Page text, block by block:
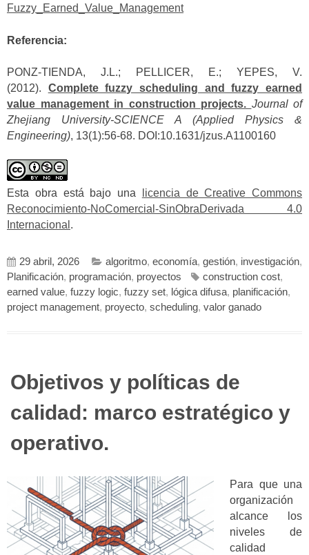
Fuzzy_Earned_Value_Management
Referencia:
PONZ-TIENDA, J.L.; PELLICER, E.; YEPES, V.
(2012). Complete fuzzy scheduling and fuzzy earned
value management in construction projects. Journal of
Zhejiang University-SCIENCE A (Applied Physics &
Engineering), 13(1):56-68. DOI:10.1631/jzus.A1100160
Esta obra está bajo una
licencia de Creative Commons
Reconocimiento-NoComercial-SinObraDerivada 4.0
Internacional .
29 abril, 2026 algoritmo, economía, gestión, investigación,
Planificación, programación, proyectos construction cost,
earned value, fuzzy logic, fuzzy set, lógica difusa, planificación,
project management, proyecto, scheduling, valor ganado
Objetivos y políticas de
calidad: marco estratégico y
operativo.
Para que una
organización
alcance los
niveles de
calidad